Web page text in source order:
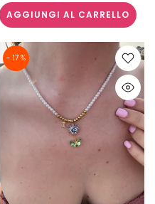
AGGIUNGI AL CARRELLO
- 17 %